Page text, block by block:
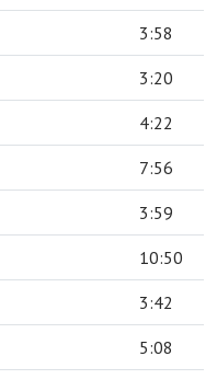
3:58
3:20
4:22
7:56
3:59
10:50
3:42
5:08